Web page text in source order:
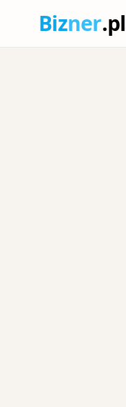
Bizner.pl